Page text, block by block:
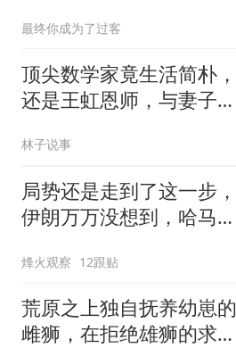
最终你成为了过客
顶尖数学家竟生活简朴，
还是王虹恩师，与妻子合
林子说事
局势还是走到了这一步，
伊朗万万没想到，哈马斯
烽火观察 12跟贴
荒原之上独自抚养幼崽的
雌狮，在拒绝雄狮的求偶